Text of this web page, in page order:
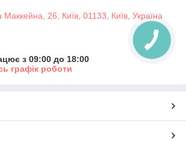
26, Київ, 01133, Київ, Україна
з 09:00 до 18:00
графік роботи